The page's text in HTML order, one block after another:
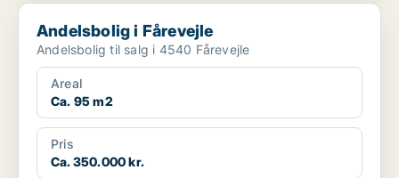
Andelsbolig i Fårevejle
Andelsbolig i Fårevejle
Andelsbolig til salg i 4540 Fårevejle
Areal
Ca. 95 m2
Pris
Ca. 350.000 kr.